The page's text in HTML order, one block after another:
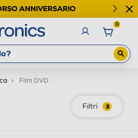
ANNIVERSARIO
0
Film DVD
Filtri 3